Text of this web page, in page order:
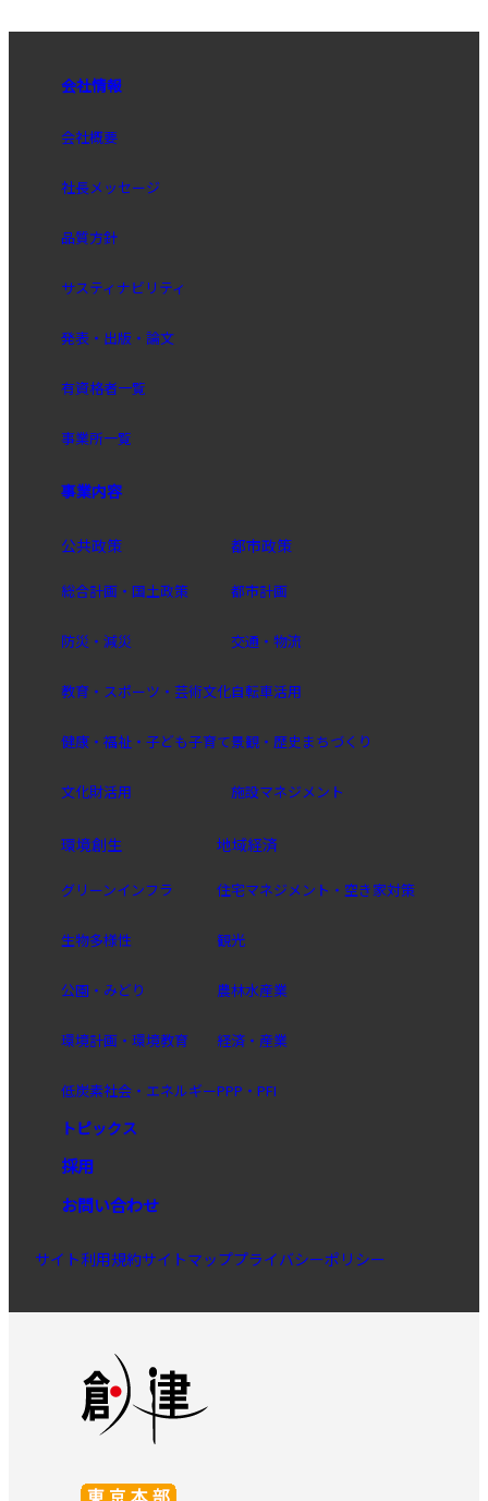
会社情報
会社概要
社長メッセージ
品質方針
サスティナビリティ
発表・出版・論文
有資格者一覧
事業所一覧
事業内容
公共政策
総合計画・国土政策
防災・減災
教育・スポーツ・芸術文化
健康・福祉・子ども子育て
文化財活用
都市政策
都市計画
交通・物流
自転車活用
景観・歴史まちづくり
施設マネジメント
環境創生
グリーンインフラ
生物多様性
公園・みどり
環境計画・環境教育
低炭素社会・エネルギー
地域経済
住宅マネジメント・空き家対策
観光
農林水産業
経済・産業
PPP・PFI
トピックス
採用
お問い合わせ
サイト利用規約サイトマッププライバシーポリシー